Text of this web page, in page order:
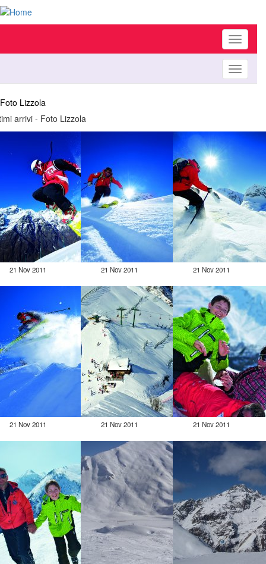
Toggle
Toggle
Foto Lizzola
arrivi - Foto Lizzola
21 Nov 2011 21 Nov 2011 21 Nov 2011
21 Nov 2011 21 Nov 2011 21 Nov 2011